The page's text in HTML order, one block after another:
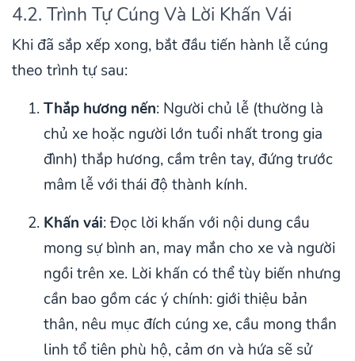
4.2. Trình Tự Cúng Và Lời Khấn Vái
Khi đã sắp xếp xong, bắt đầu tiến hành lễ cúng
theo trình tự sau:
Thắp hương nến: Người chủ lễ (thường là
chủ xe hoặc người lớn tuổi nhất trong gia
đình) thắp hương, cầm trên tay, đứng trước
mâm lễ với thái độ thành kính.
Khấn vái: Đọc lời khấn với nội dung cầu
mong sự bình an, may mắn cho xe và người
ngồi trên xe. Lời khấn có thể tùy biến nhưng
cần bao gồm các ý chính: giới thiệu bản
thân, nêu mục đích cúng xe, cầu mong thần
linh tổ tiên phù hộ, cảm ơn và hứa sẽ sử